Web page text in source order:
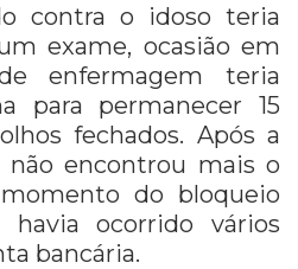
contra o idoso teria
exame, ocasião em
enfermagem teria
para permanecer 15
fechados. Após a
encontrou mais o
do bloqueio
ocorrido vários
bancária.